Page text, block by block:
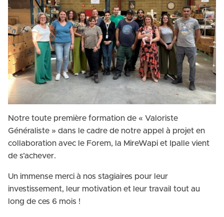
Notre toute première formation de « Valoriste
Généraliste » dans le cadre de notre appel à projet en
collaboration avec le Forem, la MireWapi et Ipalle vient
de s’achever.
Un immense merci à nos stagiaires pour leur
investissement, leur motivation et leur travail tout au
long de ces 6 mois !